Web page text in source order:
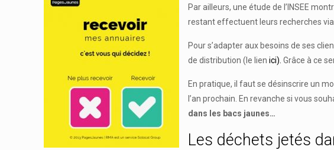
Par ailleurs, une étude de l’INSEE
restant effectuent leurs recherches
Pour s’adapter aux besoins de ses
de distribution (le lienici). Grâce à ce
En pratique, il faut se désinscrire un
l’an prochain. En revanche si vous
dans les bacs jaunes…
Les déchets jetés